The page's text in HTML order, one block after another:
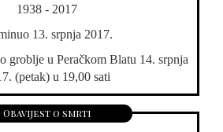
1938 - 2017
13. srpnja 2017.
groblje u Peračkom Blatu 14. srpnja
(petak) u 19,00 sati
Obavijest o smrti